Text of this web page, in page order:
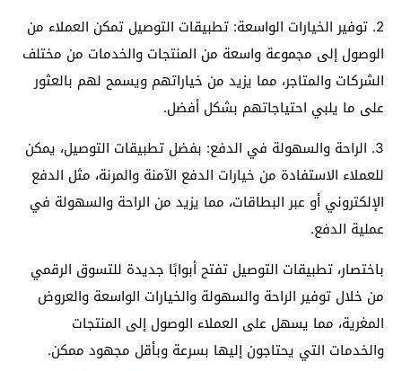
2. توفير الخيارات الواسعة: تطبيقات التوصيل تمكن العملاء من
الوصول إلى مجموعة واسعة من المنتجات والخدمات من مختلف
الشركات والمتاجر، مما يزيد من خياراتهم ويسمح لهم بالعثور
على ما يلبي احتياجاتهم بشكل أفضل.
3. الراحة والسهولة في الدفع: بفضل تطبيقات التوصيل، يمكن
للعملاء الاستفادة من خيارات الدفع الآمنة والمرنة، مثل الدفع
الإلكتروني أو عبر البطاقات، مما يزيد من الراحة والسهولة في
عملية الدفع.
باختصار، تطبيقات التوصيل تفتح أبوابًا جديدة للتسوق الرقمي
من خلال توفير الراحة والسهولة والخيارات الواسعة والعروض
المغرية، مما يسهل على العملاء الوصول إلى المنتجات
والخدمات التي يحتاجون إليها بسرعة وبأقل مجهود ممكن.